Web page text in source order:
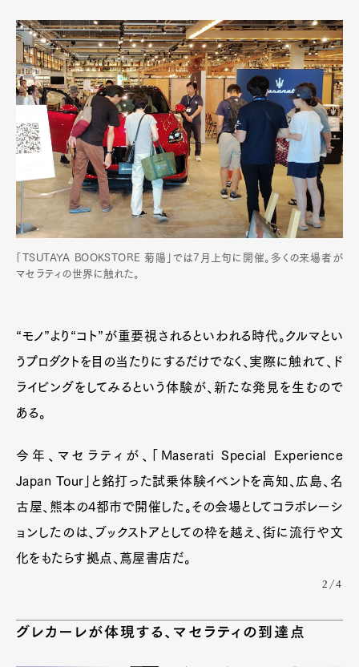
「TSUTAYA BOOKSTORE 菊陽」では7月上旬に開催。多くの来場者が
マセラティの世界に触れた。
“モノ”より“コト”が重要視されるといわれる時代。クルマとい
うプロダクトを目の当たりにするだけでなく、実際に触れて、ド
ライビングをしてみるという体験が、新たな発見を生むので
ある。
今年、マセラティが、「Maserati Special Experience
Japan Tour」と銘打った試乗体験イベントを高知、広島、名
古屋、熊本の4都市で開催した。その会場としてコラボレーシ
ョンしたのは、ブックストアとしての枠を越え、街に流行や文
化をもたらす拠点、蔦屋書店だ。
2/4
グレカーレが体現する、マセラティの到達点